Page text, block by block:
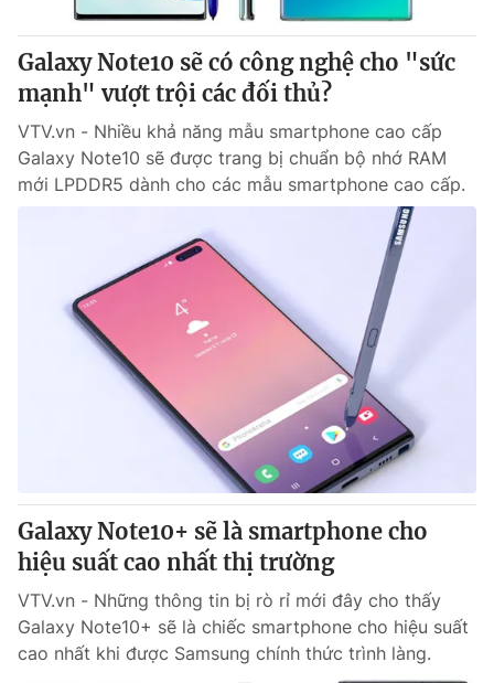
Galaxy Note10 sẽ có công nghệ cho "sức
mạnh" vượt trội các đối thủ?
VTV.vn - Nhiều khả năng mẫu smartphone cao cấp
Galaxy Note10 sẽ được trang bị chuẩn bộ nhớ RAM
mới LPDDR5 dành cho các mẫu smartphone cao cấp.
Galaxy Note10+ sẽ là smartphone cho
hiệu suất cao nhất thị trường
VTV.vn - Những thông tin bị rò rỉ mới đây cho thấy
Galaxy Note10+ sẽ là chiếc smartphone cho hiệu suất
cao nhất khi được Samsung chính thức trình làng.